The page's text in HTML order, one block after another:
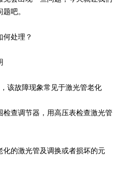
吧。
何处理？
该故障现象常见于激光管老化
查调节器，用高压表检查激光管
化的激光管及调换或者损坏的元